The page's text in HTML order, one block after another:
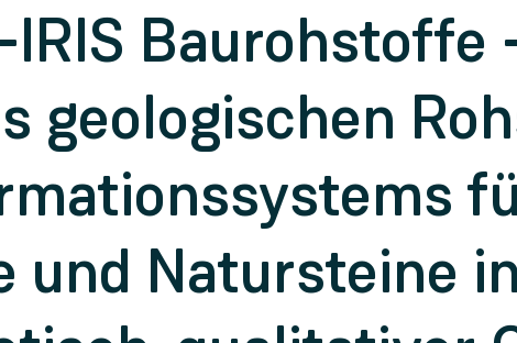
IRIS Baurohstoffe
geologischen
und Natursteine